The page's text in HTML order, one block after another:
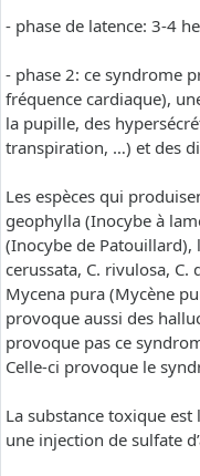
- phase de latence: 3-4
- phase 2: ce syndrome
fréquence cardiaque),
la pupille, des
transpiration, …) et des
Les espèces qui
geophylla (Inocybe à
(Inocybe de Patouillard),
cerussata, C. rivulosa,
Mycena pura (Mycène
provoque aussi des
provoque pas ce
Celle-ci provoque le
La substance toxique
une injection de sulfate